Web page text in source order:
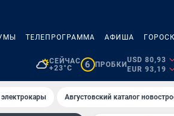
ТЕЛЕПРОГРАММА АФИША
СЕЙЧАС
+23°C
6 ПРОБКИ
USD 80,93
EUR 93,19
электрокары Августовский каталог